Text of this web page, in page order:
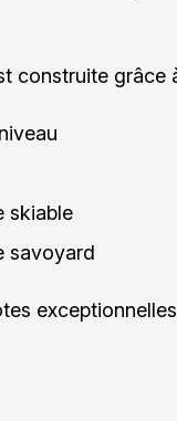
construite grâce
skiable
savoyard